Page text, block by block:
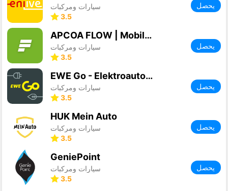
سيارات ومركبات
3.5
يحصل
APCOA FLOW | Mobile Parking
سيارات ومركبات
3.5
يحصل
EWE Go - Elektroauto laden
سيارات ومركبات
3.5
يحصل
HUK Mein Auto
سيارات ومركبات
3.5
يحصل
GeniePoint
سيارات ومركبات
3.5
يحصل